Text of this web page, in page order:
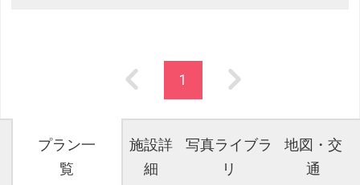
1
プラン一
覧
施設詳
細
写真ライブラ
リ
地図・交
通